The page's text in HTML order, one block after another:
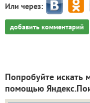
Или через:
добавить комментарий
Попробуйте искать
помощью